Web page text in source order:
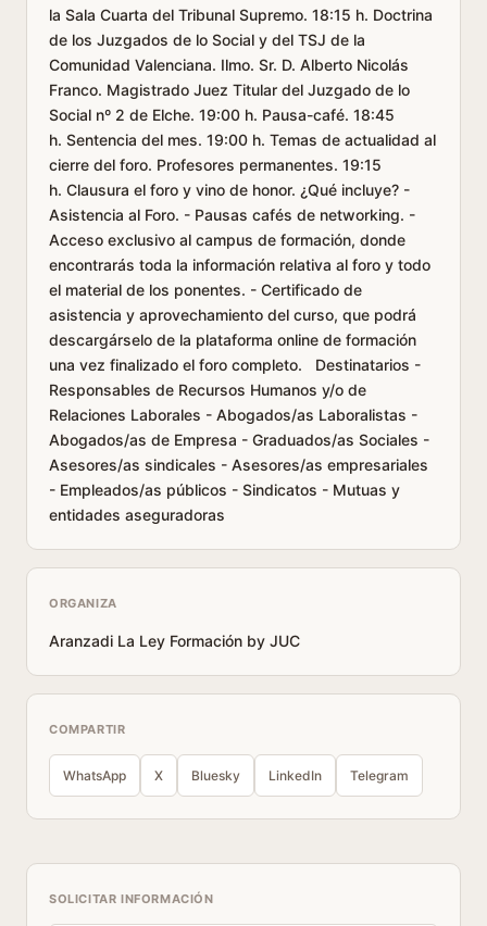
ORGANIZA
Aranzadi La Ley Formación by JUC
COMPARTIR
WhatsApp X Bluesky LinkedIn Telegram
SOLICITAR INFORMACIÓN